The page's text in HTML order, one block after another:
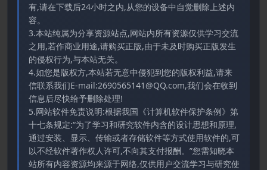
有,请在下载后24小时之内,从您的设备中自觉删除上述内
容。
3.本站纯属为分享资源站点,网站内所有资源仅供学习交流
之用,若作商业用途,请购买正版,由于未及时购买正版发生
的侵权行为,与本站无关。
4.如您是版权方,本站若无意中侵犯到您的版权利益,请来
信联系我们E-mail:2690565141@QQ.com,我们会在收到
信息后尽快给予删除处理!
5.网站软件免责说明:根据我国《计算机软件保护条例》第
十七条规定:“为了学习和研究软件内含的设计思想和原理,
通过安装、显示、传输或者存储软件等方式使用软件的,可
以不经软件著作权人许可,不向其支付报酬。”您需知晓本
站所有内容资源均来源于网络,仅供用户交流学习与研究使